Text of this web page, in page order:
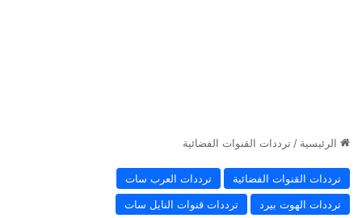
الرئيسية / ترددات القنوات الفضائية
ترددات القنوات الفضائية
ترددات العرب سات
ترددات الهوت بيرد
ترددات قنوات النايل سات